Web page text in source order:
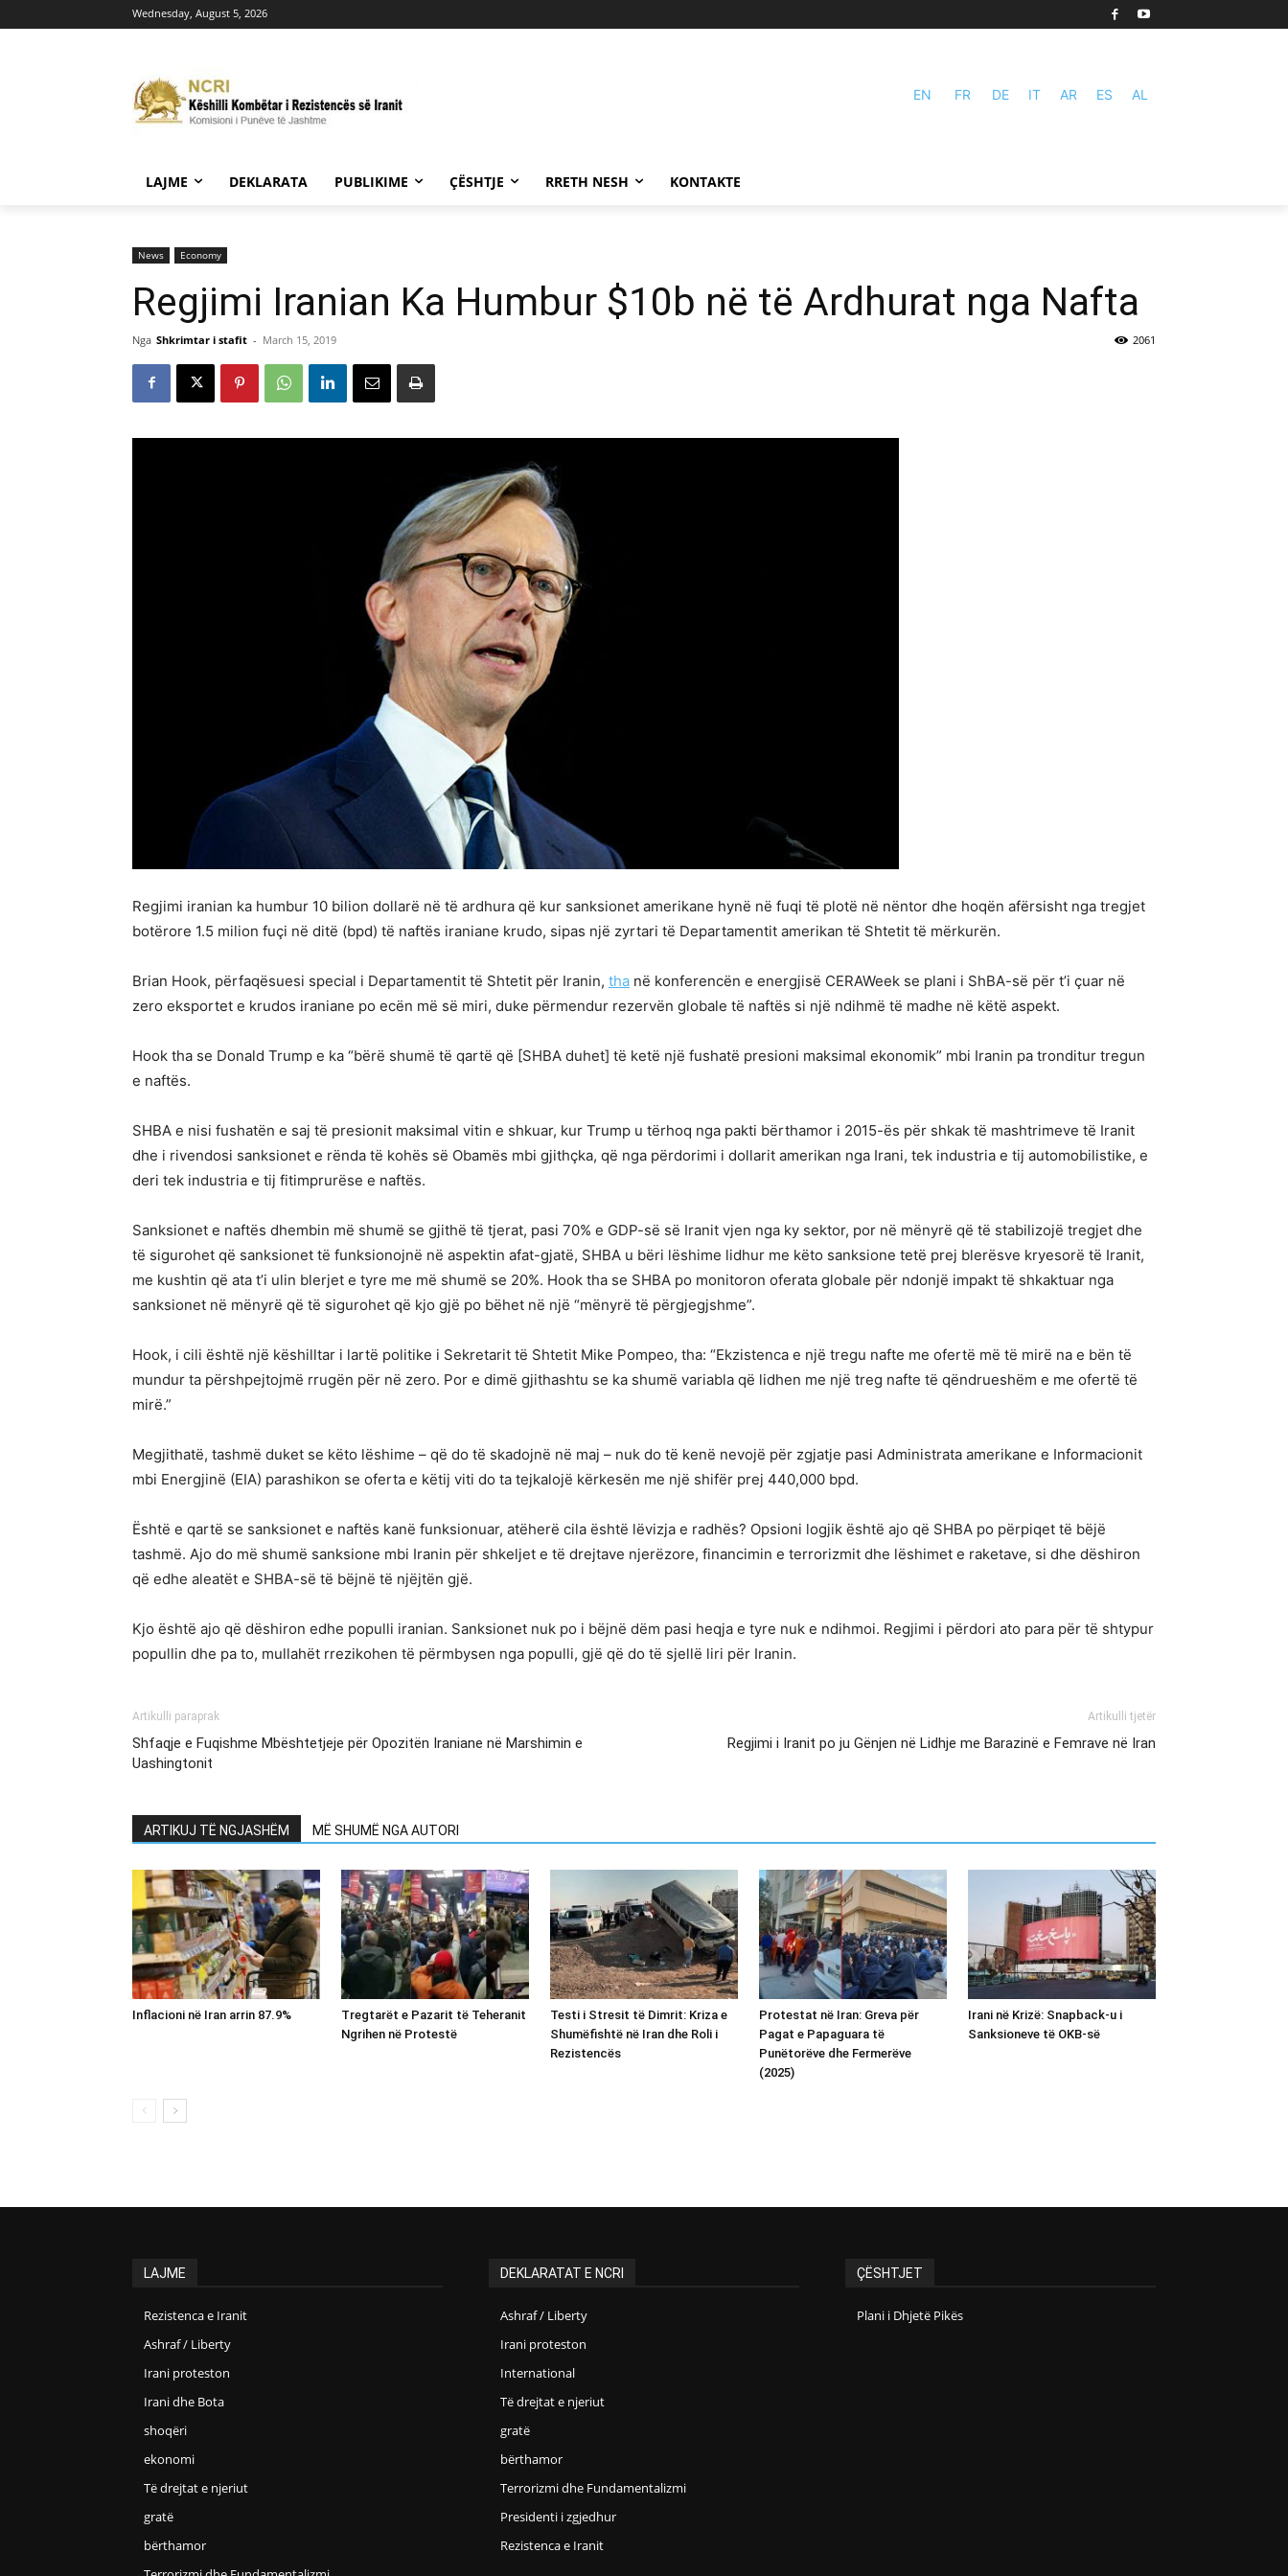
Wednesday, August 5, 2026
EN FR DE IT AR ES AL
LAJME DEKLARATA PUBLIKIME ÇËSHTJE RRETH NESH KONTAKTE
News Economy
Regjimi Iranian Ka Humbur $10b në të Ardhurat nga Nafta
Nga Shkrimtar i stafit - March 15, 2019 2061
Regjimi iranian ka humbur 10 bilion dollarë në të ardhura që kur sanksionet amerikane hynë në fuqi të plotë në nëntor dhe hoqën afërsisht nga tregjet
botërore 1.5 milion fuçi në ditë (bpd) të naftës iraniane krudo, sipas një zyrtari të Departamentit amerikan të Shtetit të mërkurën.
Brian Hook, përfaqësuesi special i Departamentit të Shtetit për Iranin, tha në konferencën e energjisë CERAWeek se plani i ShBA-së për t’i çuar në
zero eksportet e krudos iraniane po ecën më së miri, duke përmendur rezervën globale të naftës si një ndihmë të madhe në këtë aspekt.
Hook tha se Donald Trump e ka “bërë shumë të qartë që [SHBA duhet] të ketë një fushatë presioni maksimal ekonomik” mbi Iranin pa tronditur tregun
e naftës.
SHBA e nisi fushatën e saj të presionit maksimal vitin e shkuar, kur Trump u tërhoq nga pakti bërthamor i 2015-ës për shkak të mashtrimeve të Iranit
dhe i rivendosi sanksionet e rënda të kohës së Obamës mbi gjithçka, që nga përdorimi i dollarit amerikan nga Irani, tek industria e tij automobilistike, e
deri tek industria e tij fitimprurëse e naftës.
Sanksionet e naftës dhembin më shumë se gjithë të tjerat, pasi 70% e GDP-së së Iranit vjen nga ky sektor, por në mënyrë që të stabilizojë tregjet dhe
të sigurohet që sanksionet të funksionojnë në aspektin afat-gjatë, SHBA u bëri lëshime lidhur me këto sanksione tetë prej blerësve kryesorë të Iranit,
me kushtin që ata t’i ulin blerjet e tyre me më shumë se 20%. Hook tha se SHBA po monitoron oferata globale për ndonjë impakt të shkaktuar nga
sanksionet në mënyrë që të sigurohet që kjo gjë po bëhet në një “mënyrë të përgjegjshme”.
Hook, i cili është një këshilltar i lartë politike i Sekretarit të Shtetit Mike Pompeo, tha: “Ekzistenca e një tregu nafte me ofertë më të mirë na e bën të
mundur ta përshpejtojmë rrugën për në zero. Por e dimë gjithashtu se ka shumë variabla që lidhen me një treg nafte të qëndrueshëm e me ofertë të
mirë.”
Megjithatë, tashmë duket se këto lëshime – që do të skadojnë në maj – nuk do të kenë nevojë për zgjatje pasi Administrata amerikane e Informacionit
mbi Energjinë (EIA) parashikon se oferta e këtij viti do ta tejkalojë kërkesën me një shifër prej 440,000 bpd.
Është e qartë se sanksionet e naftës kanë funksionuar, atëherë cila është lëvizja e radhës? Opsioni logjik është ajo që SHBA po përpiqet të bëjë
tashmë. Ajo do më shumë sanksione mbi Iranin për shkeljet e të drejtave njerëzore, financimin e terrorizmit dhe lëshimet e raketave, si dhe dëshiron
që edhe aleatët e SHBA-së të bëjnë të njëjtën gjë.
Kjo është ajo që dëshiron edhe populli iranian. Sanksionet nuk po i bëjnë dëm pasi heqja e tyre nuk e ndihmoi. Regjimi i përdori ato para për të shtypur
popullin dhe pa to, mullahët rrezikohen të përmbysen nga populli, gjë që do të sjellë liri për Iranin.
Artikulli paraprak
Shfaqje e Fuqishme Mbështetjeje për Opozitën Iraniane në Marshimin e
Uashingtonit
Artikulli tjetër
Regjimi i Iranit po ju Gënjen në Lidhje me Barazinë e Femrave në Iran
ARTIKUJ TË NGJASHËM MË SHUMË NGA AUTORI
Inflacioni në Iran arrin 87.9%
Tregtarët e Pazarit të Teheranit
Ngrihen në Protestë
Testi i Stresit të Dimrit: Kriza e
Shumëfishtë në Iran dhe Roli i
Rezistencës
Protestat në Iran: Greva për
Pagat e Papaguara të
Punëtorëve dhe Fermerëve
(2025)
Irani në Krizë: Snapback-u i
Sanksioneve të OKB-së
LAJME
Rezistenca e Iranit
Ashraf / Liberty
Irani proteston
Irani dhe Bota
shoqëri
ekonomi
Të drejtat e njeriut
gratë
bërthamor
DEKLARATAT E NCRI
Ashraf / Liberty
Irani proteston
International
Të drejtat e njeriut
gratë
bërthamor
Terrorizmi dhe Fundamentalizmi
Presidenti i zgjedhur
Rezistenca e Iranit
ÇËSHTJET
Plani i Dhjetë Pikës